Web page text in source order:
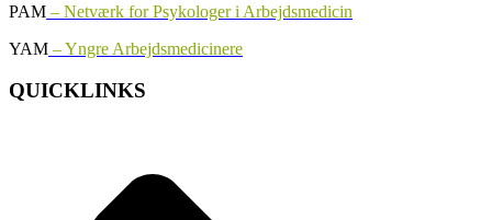
PAM – Netværk for Psykologer i Arbejdsmedicin
YAM – Yngre Arbejdsmedicinere
QUICKLINKS